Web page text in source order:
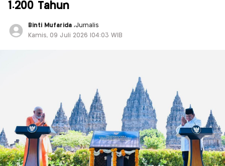
1.200 Tahun
Binti Mufarida ,Jurnalis
Kamis, 09 Juli 2026 |04:03 WIB